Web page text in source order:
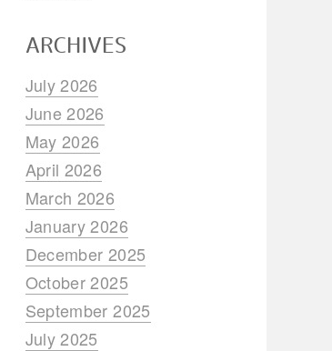
ARCHIVES
July 2026
June 2026
May 2026
April 2026
March 2026
January 2026
December 2025
October 2025
September 2025
July 2025